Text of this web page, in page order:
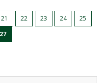
21 22 23 24
25
27